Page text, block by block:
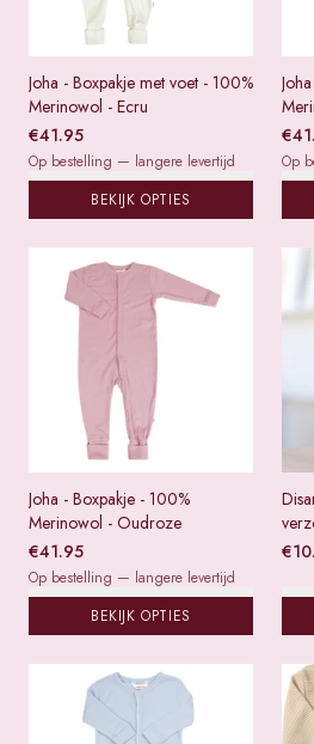
Joha - Boxpakje met voet - 100%
Merinowol - Ecru
€41.95
Op bestelling — langere levertijd
BEKIJK OPTIES
€
Op
Joha - Boxpakje - 100%
Merinowol - Oudroze
€41.95
Op bestelling — langere levertijd
BEKIJK OPTIES
€